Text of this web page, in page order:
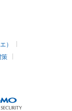
）
策